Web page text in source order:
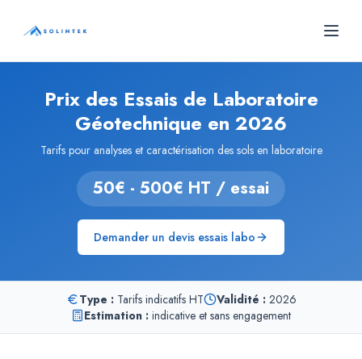
SOLINTEK- Bureau d'études géotechniques
Prix des Essais de Laboratoire
Géotechnique en 2026
Tarifs pour analyses et caractérisation des sols en laboratoire
50€ - 500€ HT / essai
Demander un devis essais labo
Type :Tarifs indicatifs HT Validité :2026
Estimation : indicative et sans engagement